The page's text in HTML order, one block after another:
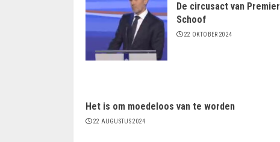
De circusact van Premier
Schoof
22 OKTOBER 2024
Het is om moedeloos van te worden
22 AUGUSTUS 2024